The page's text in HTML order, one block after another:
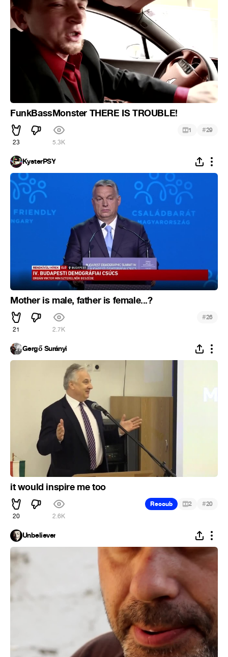
FunkBassMonster THERE IS TROUBLE!
23 5.3K
1 #29
KysterPSY
Mother is male, father is female...?
21 2.7K
#26
Gergő Surányi
it would inspire me too
20 2.6K
Recoub 2 #20
Unbeliever